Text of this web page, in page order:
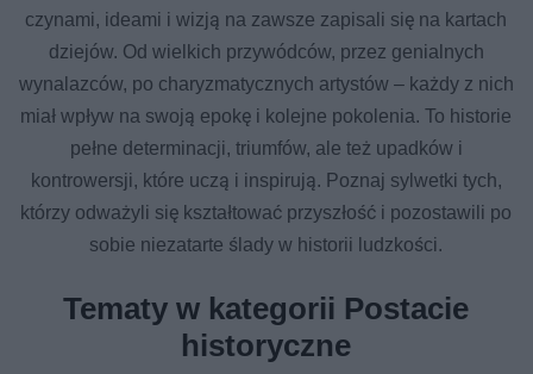
czynami, ideami i wizją na zawsze zapisali się na kartach
dziejów. Od wielkich przywódców, przez genialnych
wynalazców, po charyzmatycznych artystów – każdy z nich
miał wpływ na swoją epokę i kolejne pokolenia. To historie
pełne determinacji, triumfów, ale też upadków i
kontrowersji, które uczą i inspirują. Poznaj sylwetki tych,
którzy odważyli się kształtować przyszłość i pozostawili po
sobie niezatarte ślady w historii ludzkości.
Tematy w kategorii Postacie
historyczne